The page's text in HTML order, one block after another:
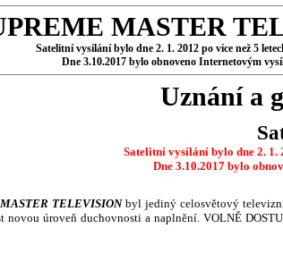
MASTER
Satelitní vysílání bylo dne 2. 1. 2012 po více než 5
Dne 3.10.2017 bylo obnoveno Internetovým
Uznání a
Satelitní vysílání bylo dne 2. 1.
Dne 3.10.2017 bylo
TELEVISIONbyl jediný celosvětový
novou úroveň duchovnosti a naplnění. VOLNĚ